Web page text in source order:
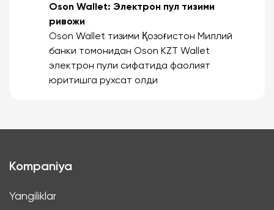
Oson Wallet: Электрон пул тизими
ривожи
Oson Wallet тизими Қозоғистон Миллий
банки томонидан Oson KZT Wallet
электрон пули сифатида фаолият
юритишга рухсат олди
Kompaniya
Yangiliklar